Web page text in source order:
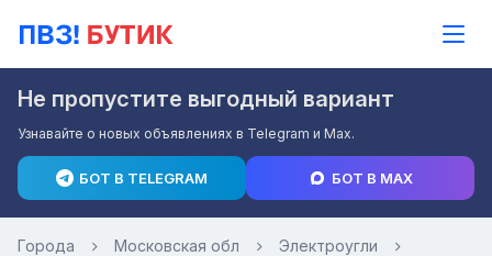
Не пропустите выгодный вариант
Узнавайте о новых объявлениях в Telegram и Max.
БОТ В TELEGRAM БОТ В MAX
Города Московская обл
Электроугли